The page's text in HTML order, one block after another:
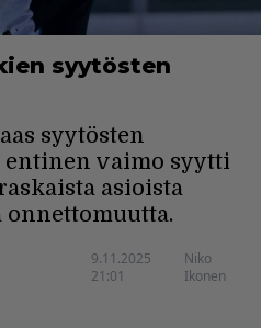
syytösten
syytösten
vaimo syytti
asioista
onnettomuutta.
9.11.2025
21:01
Niko
Ikonen